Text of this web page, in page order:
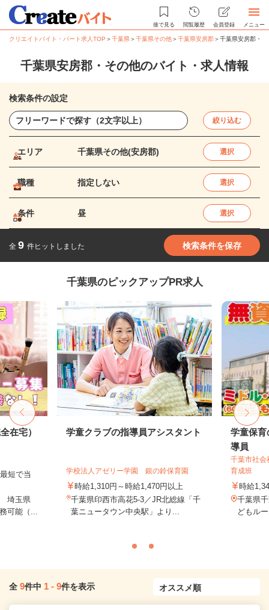
後で見る 閲覧履歴 会員登録 メニュー
クリエイトバイト・パート求人TOP ＞千葉県＞千葉県その他＞千葉県安房郡＞千葉県安房郡・
千葉県安房郡・その他のバイト・求人情報
検索条件の設定
絞り込む
エリア 千葉県その他(安房郡) 選択
職種 指定しない 選択
条件 昼 選択
全 9 件ヒットしました 検索条件を保存
千葉県のピックアップPR求人
在宅）
短で当
埼玉県
可能（...
学童クラブの指導員アシスタント
学校法人アゼリー学園 銀の鈴保育園
時給1,310円～時給1,470円以上
千葉県印西市高花5-3／JR北総線「千
葉ニュータウン中央駅」より...
学童保
導員
千葉市社
育成班
時給
千葉県
どもル
全 9件中 1 - 9件を表示